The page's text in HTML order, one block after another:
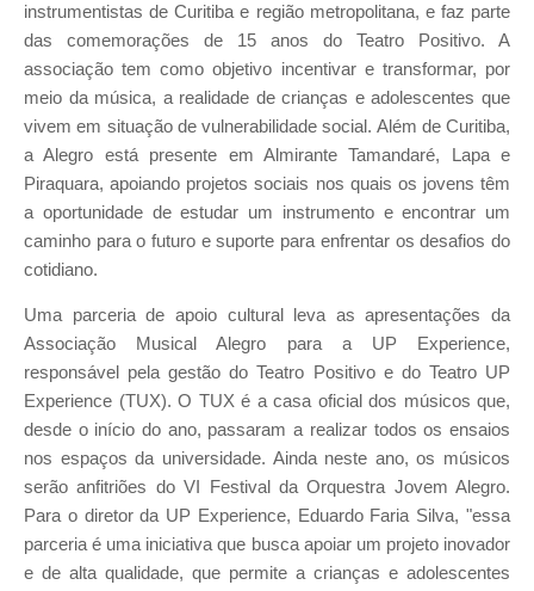
instrumentistas de Curitiba e região metropolitana, e faz parte
das comemorações de 15 anos do Teatro Positivo. A
associação tem como objetivo incentivar e transformar, por
meio da música, a realidade de crianças e adolescentes que
vivem em situação de vulnerabilidade social. Além de Curitiba,
a Alegro está presente em Almirante Tamandaré, Lapa e
Piraquara, apoiando projetos sociais nos quais os jovens têm
a oportunidade de estudar um instrumento e encontrar um
caminho para o futuro e suporte para enfrentar os desafios do
cotidiano.
Uma parceria de apoio cultural leva as apresentações da
Associação Musical Alegro para a UP Experience,
responsável pela gestão do Teatro Positivo e do Teatro UP
Experience (TUX). O TUX é a casa oficial dos músicos que,
desde o início do ano, passaram a realizar todos os ensaios
nos espaços da universidade. Ainda neste ano, os músicos
serão anfitriões do VI Festival da Orquestra Jovem Alegro.
Para o diretor da UP Experience, Eduardo Faria Silva, "essa
parceria é uma iniciativa que busca apoiar um projeto inovador
e de alta qualidade, que permite a crianças e adolescentes